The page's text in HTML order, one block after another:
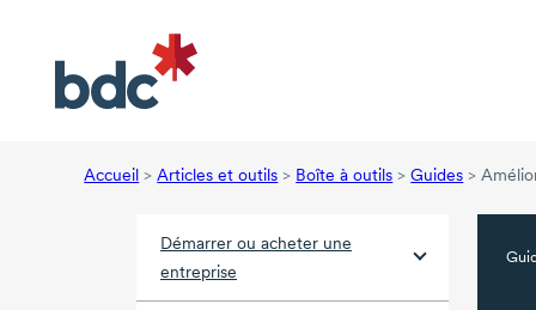
Accueil > Articles et outils > Boîte à outils > Guides >
Démarrer ou acheter une
entreprise